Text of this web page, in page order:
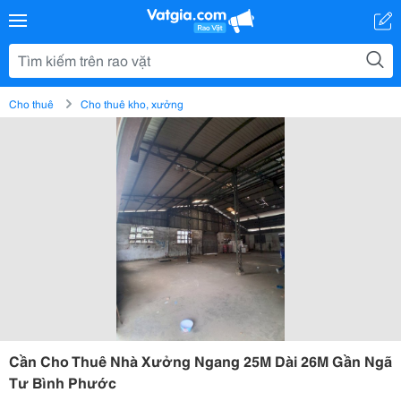
Cho thuê Cho thuê kho, xưởng
Cần Cho Thuê Nhà Xưởng Ngang 25M Dài 26M Gần Ngã
Tư Bình Phước